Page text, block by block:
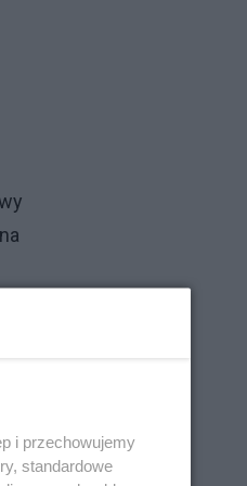
i przechowujemy
standardowe